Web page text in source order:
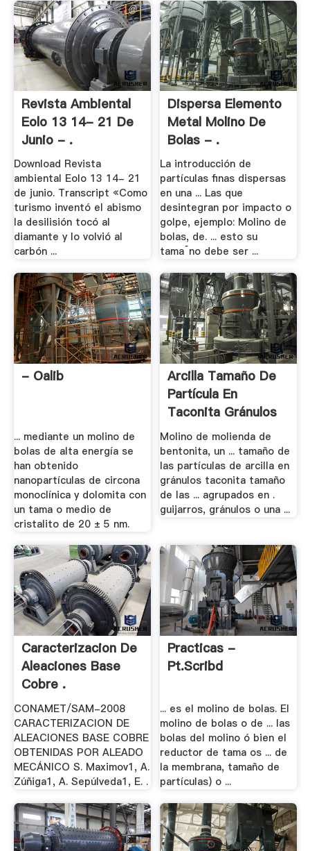
Revista Ambiental
Eolo 13 14- 21 De
Junio - .
Download Revista
ambiental Eolo 13 14- 21
de junio. Transcript «Como
turismo inventó el abismo
la desilisión tocó al
diamante y lo volvió al
carbón ...
Dispersa Elemento
Metal Molino De
Bolas - .
La introducción de
partículas finas dispersas
en una ... Las que
desintegran por impacto o
golpe, ejemplo: Molino de
bolas, de. ... esto su
tama˜no debe ser ...
- Oalib
... mediante un molino de
bolas de alta energía se
han obtenido
nanopartículas de circona
monoclínica y dolomita con
un tama o medio de
cristalito de 20 ± 5 nm.
Arcilla Tamaño De
Partícula En
Taconita Gránulos
Molino de molienda de
bentonita, un ... tamaño de
las partículas de arcilla en
gránulos taconita tamaño
de las ... agrupados en .
guijarros, gránulos o una ...
Caracterizacion De
Aleaciones Base
Cobre .
CONAMET/SAM-2008
CARACTERIZACION DE
ALEACIONES BASE COBRE
OBTENIDAS POR ALEADO
MECÁNICO S. Maximov1, A.
Zúñiga1, A. Sepúlveda1, E. .
Practicas -
Pt.scribd
... es el molino de bolas. El
molino de bolas o de ... las
bolas del molino ó bien el
reductor de tama os ... de
la membrana, tamaño de
partículas) o ...